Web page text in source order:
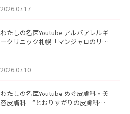
した。
2026.07.17
わたしの名医Youtube アルバアレルギ
ークリニック札幌「マンジャロのリア
た。
2026.07.10
わたしの名医Youtube めぐ皮膚科・美
容皮膚科「”とおりすがりの皮膚科